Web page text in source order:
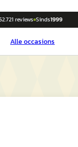
reviews Sinds1999
Alle occasions